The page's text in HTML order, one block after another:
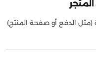
(مثل الدفع أو صفحة المنتج)